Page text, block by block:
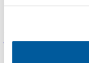
jiri.zalesak@fatra.cz